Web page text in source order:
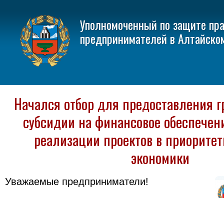
Уполномоченный по защите
предпринимателей в
Начался отбор для предоставления
субсидии на финансовое
реализации проектов в
экономики
Уважаемые предприниматели!